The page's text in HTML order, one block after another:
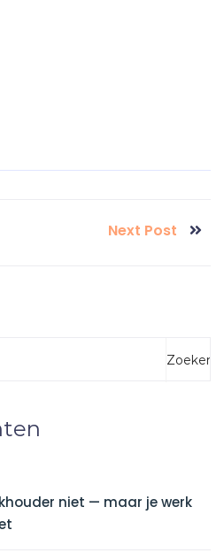
Next Post
niet — maar je werk